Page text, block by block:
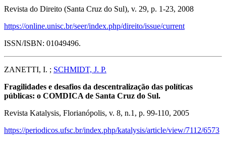
Revista do Direito (Santa Cruz do Sul), v. 29, p. 1-23, 2008
https://online.unisc.br/seer/index.php/direito/issue/current
ISSN/ISBN: 01049496.
ZANETTI, I. ; SCHMIDT, J. P.
Fragilidades e desafios da descentralização das políticas
públicas: o COMDICA de Santa Cruz do Sul.
Revista Katalysis, Florianópolis, v. 8, n.1, p. 99-110, 2005
https://periodicos.ufsc.br/index.php/katalysis/article/view/7112/6573